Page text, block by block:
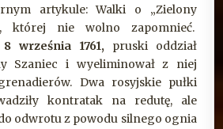
artykule:Walki o „Zielony
której nie wolno zapomnieć.
8 września 1761,pruski oddział
Szaniec i wyeliminował z niej
Dwa rosyjskie pułki
kontratak na redutę, ale
odwrotu z powodu silnego ognia